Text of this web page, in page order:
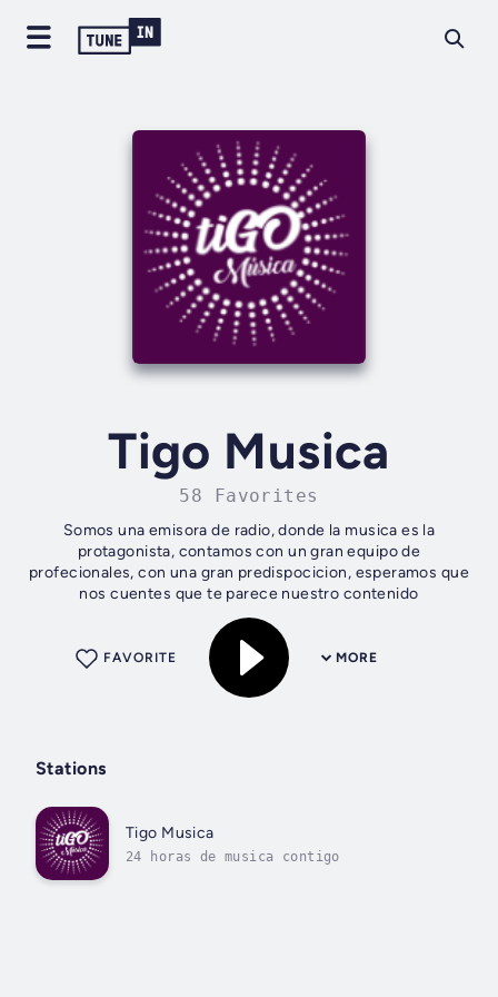
Tigo Musica
58 Favorites
Somos una emisora de radio, donde la musica es la
protagonista, contamos con un gran equipo de
profecionales, con una gran predispocicion, esperamos que
nos cuentes que te parece nuestro contenido
MORE
FAVORITE
Stations
Tigo Musica
24 horas de musica contigo